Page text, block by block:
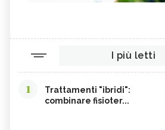
I più letti
1
Trattamenti "ibridi":
combinare fisioter...